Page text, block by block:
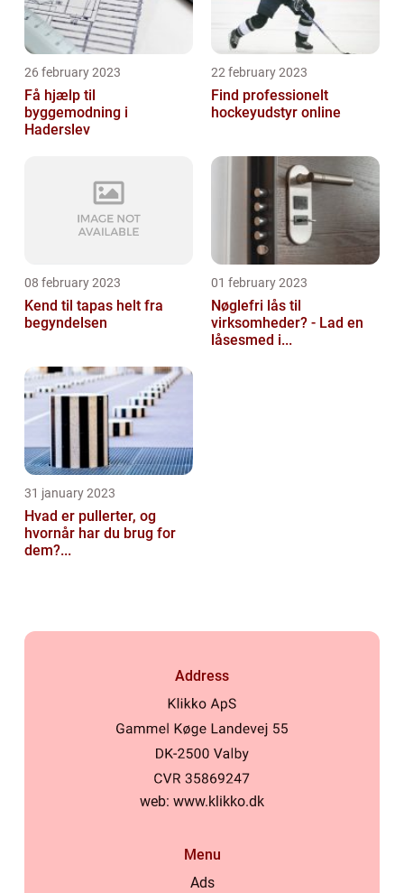
26 february 2023
Få hjælp til
byggemodning i
Haderslev
22 february 2023
Find professionelt
hockeyudstyr online
08 february 2023
Kend til tapas helt fra
begyndelsen
01 february 2023
Nøglefri lås til
virksomheder? - Lad en
låsesmed i...
31 january 2023
Hvad er pullerter, og
hvornår har du brug for
dem?...
Address
web: www.klikko.dk
Menu
Ads